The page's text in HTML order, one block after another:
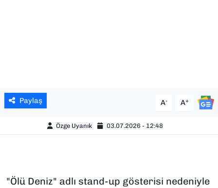
Paylaş A- A+
Özge Uyanık 03.07.2026 - 12:48
"Ölü Deniz" adlı stand-up gösterisi nedeniyle